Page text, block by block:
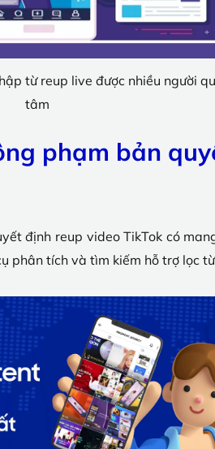
từ reup live được nhiều người
tâm
phạm bản
định reup video TikTok có
phân tích và tìm kiếm hỗ trợ lọc